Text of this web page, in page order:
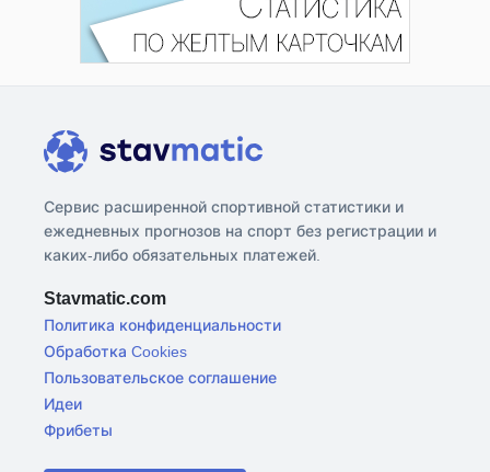
Сервис расширенной спортивной статистики и
ежедневных прогнозов на спорт без регистрации и
каких-либо обязательных платежей.
Stavmatic.com
Политика конфиденциальности
Обработка Cookies
Пользовательское соглашение
Идеи
Фрибеты